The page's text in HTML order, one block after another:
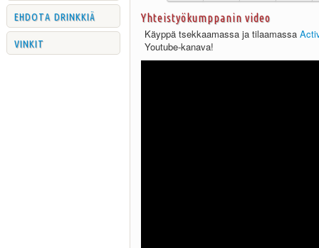
ehdota drinkkiä
vinkit
Yhteistyökumppanin video
Käyppä tsekkaamassa ja tilaamassa
Youtube-kanava!